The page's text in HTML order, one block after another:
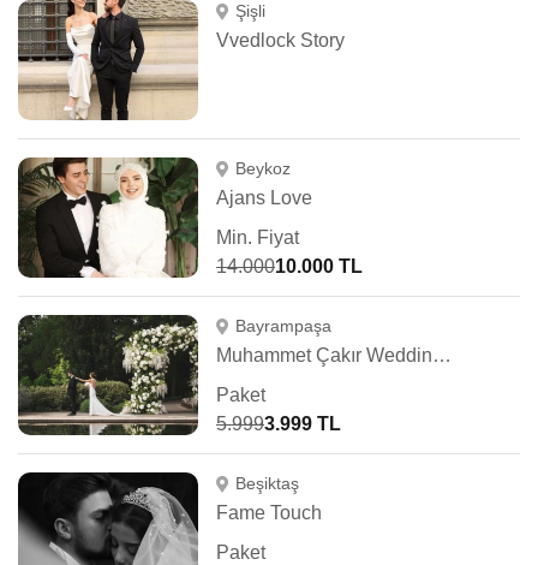
Şişli
Vvedlock Story
Beykoz
Ajans Love
Min. Fiyat
14.00010.000 TL
Bayrampaşa
Muhammet Çakır Wedding Photography
Paket
5.9993.999 TL
Beşiktaş
Fame Touch
Paket